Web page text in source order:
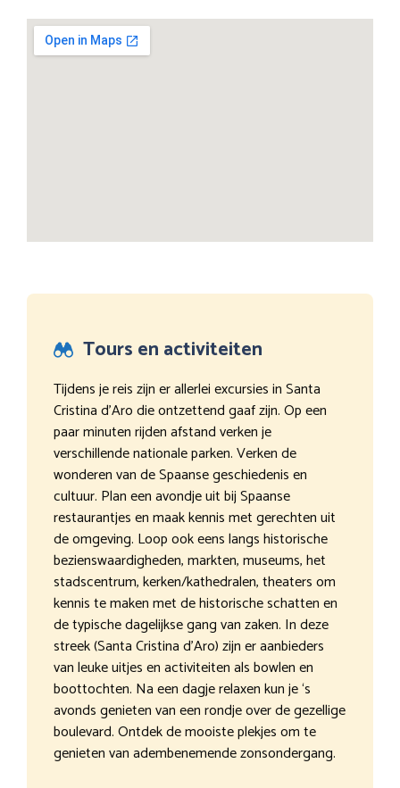
Tours en activiteiten
Tijdens je reis zijn er allerlei excursies in Santa
Cristina d’Aro die ontzettend gaaf zijn. Op een
paar minuten rijden afstand verken je
verschillende nationale parken. Verken de
wonderen van de Spaanse geschiedenis en
cultuur. Plan een avondje uit bij Spaanse
restaurantjes en maak kennis met gerechten uit
de omgeving. Loop ook eens langs historische
bezienswaardigheden, markten, museums, het
stadscentrum, kerken/kathedralen, theaters om
kennis te maken met de historische schatten en
de typische dagelijkse gang van zaken. In deze
streek (Santa Cristina d’Aro) zijn er aanbieders
van leuke uitjes en activiteiten als bowlen en
boottochten. Na een dagje relaxen kun je ‘s
avonds genieten van een rondje over de gezellige
boulevard. Ontdek de mooiste plekjes om te
genieten van adembenemende zonsondergang.